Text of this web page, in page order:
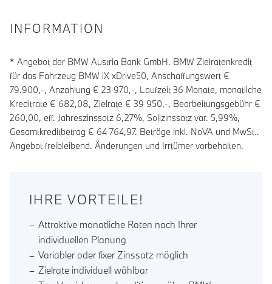
INFORMATION
* Angebot der BMW Austria Bank GmbH. BMW Zielratenkredit
für das Fahrzeug BMW iX xDrive50, Anschaffungswert €
79.900,-, Anzahlung € 23 970,-, Laufzeit36 Monate, monatliche
Kreditrate € 682,08, Zielrate € 39 950,-, Bearbeitungsgebühr €
260,00, eff. Jahreszinssatz 6,27%, Sollzinssatz var. 5,99%,
Gesamtkreditbetrag € 64 764,97. Beträge inkl. NoVA und MwSt..
Angebot freibleibend. Änderungen und Irrtümer vorbehalten.
IHRE VORTEILE!
Attraktive monatliche Raten nach Ihrer
individuellen Planung
Variabler oder fixer Zinssatz möglich
Zielrate individuell wählbar